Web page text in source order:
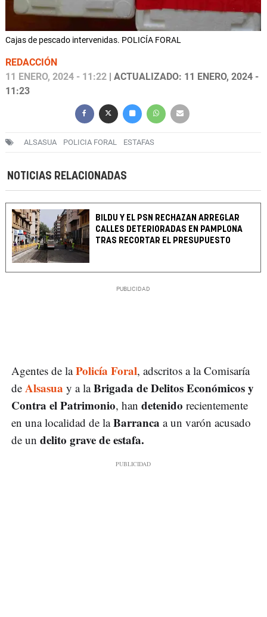
Cajas de pescado intervenidas. POLICÍA FORAL
REDACCIÓN
11 ENERO, 2024 - 11:22 | ACTUALIZADO: 11 ENERO, 2024 -
11:23
ALSASUA POLICIA FORAL ESTAFAS
NOTICIAS RELACIONADAS
BILDU Y EL PSN RECHAZAN ARREGLAR
CALLES DETERIORADAS EN PAMPLONA
TRAS RECORTAR EL PRESUPUESTO
Agentes de la Policía Foral, adscritos a la Comisaría
de Alsasua y a laBrigada de Delitos Económicos y
Contra el Patrimonio, han detenido recientemente
en una localidad de laBarranca a un varón acusado
de un delito grave de estafa.